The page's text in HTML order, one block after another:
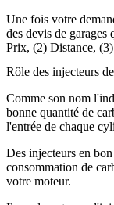
Une fois votre
des devis de garages
Prix, (2) Distance,
Rôle des injecteurs
Comme son nom
bonne quantité de
l'entrée de chaque
Des injecteurs en
consommation de
votre moteur.